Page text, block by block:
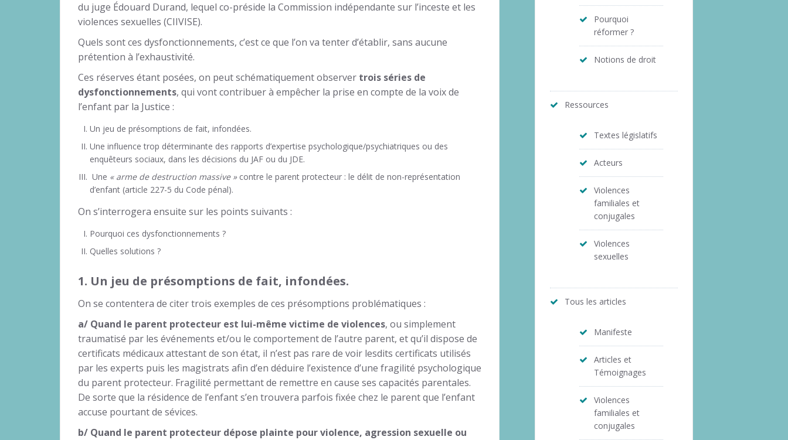
du juge Édouard Durand, lequel co-préside la Commission indépendante sur l’inceste et les
violences sexuelles (CIIVISE).
Quels sont ces dysfonctionnements, c’est ce que l’on va tenter d’établir, sans aucune
prétention à l’exhaustivité.
Ces réserves étant posées, on peut schématiquement observer trois séries de
dysfonctionnements, qui vont contribuer à empêcher la prise en compte de la voix de
l’enfant par la Justice :
Un jeu de présomptions de fait, infondées.
Une influence trop déterminante des rapports d’expertise psychologique/psychiatriques ou des
enquêteurs sociaux, dans les décisions du JAF ou du JDE.
Une « arme de destruction massive »contre le parent protecteur : le délit de non-représentation
d’enfant (article 227-5 du Code pénal).
On s’interrogera ensuite sur les points suivants :
Pourquoi ces dysfonctionnements ?
Quelles solutions ?
1. Un jeu de présomptions de fait, infondées.
On se contentera de citer trois exemples de ces présomptions problématiques :
a/ Quand le parent protecteur est lui-même victime de violences, ou simplement
traumatisé par les événements et/ou le comportement de l’autre parent, et qu’il dispose de
certificats médicaux attestant de son état, il n’est pas rare de voir lesdits certificats utilisés
par les experts puis les magistrats afin d’en déduire l’existence d’une fragilité psychologique
du parent protecteur. Fragilité permettant de remettre en cause ses capacités parentales.
De sorte que la résidence de l’enfant s’en trouvera parfois fixée chez le parent que l’enfant
accuse pourtant de sévices.
b/ Quand le parent protecteur dépose plainte pour violence, agression sexuelle ou
Pourquoi
réformer ?
Notions de droit
Ressources
Textes législatifs
Acteurs
Violences
familiales et
conjugales
Violences
sexuelles
Tous les articles
Manifeste
Articles et
Témoignages
Violences
familiales et
conjugales